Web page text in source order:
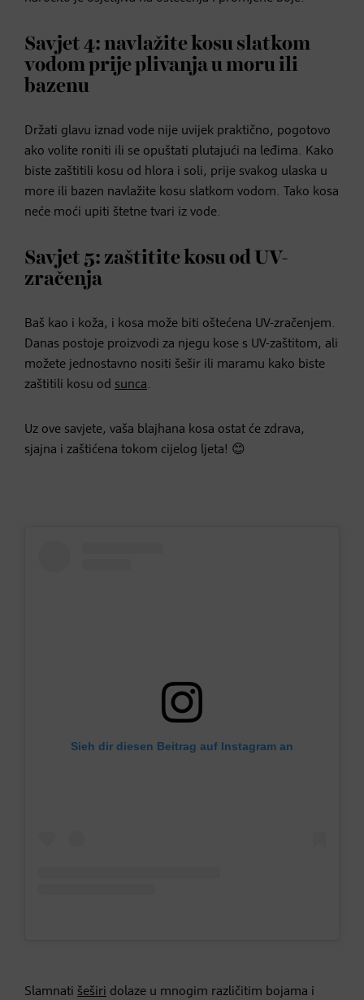
Savjet 4: navlažite kosu slatkom
vodom prije plivanja u moru ili
bazenu
Držati glavu iznad vode nije uvijek praktično, pogotovo
ako volite roniti ili se opuštati plutajući na leđima. Kako
biste zaštitili kosu od hlora i soli, prije svakog ulaska u
more ili bazen navlažite kosu slatkom vodom. Tako kosa
neće moći upiti štetne tvari iz vode.
Savjet 5: zaštitite kosu od UV-
zračenja
Baš kao i koža, i kosa može biti oštećena UV-zračenjem.
Danas postoje proizvodi za njegu kose s UV-zaštitom, ali
možete jednostavno nositi šešir ili maramu kako biste
zaštitili kosu od sunca.
Uz ove savjete, vaša blajhana kosa ostat će zdrava,
sjajna i zaštićena tokom cijelog ljeta! 😊
Sieh dir diesen Beitrag auf Instagram an
Slamnati šeširi dolaze u mnogim različitim bojama i